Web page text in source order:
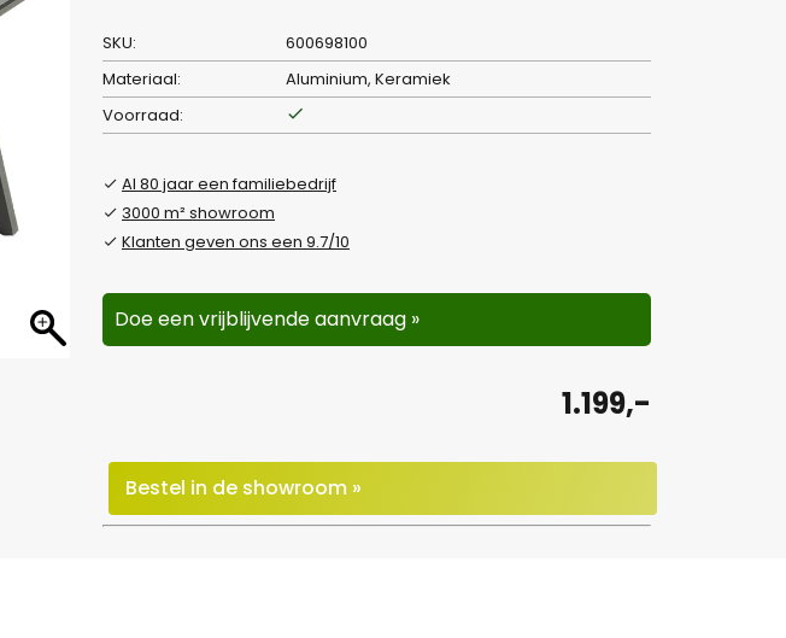
SKU:
600698100
Materiaal:
Aluminium, Keramiek
Voorraad:
Al 80 jaar een familiebedrijf
3000 m² showroom
Klanten geven ons een 9.7/10
Doe een vrijblijvende aanvraag »
1.199,-
Bestel in de showroom »